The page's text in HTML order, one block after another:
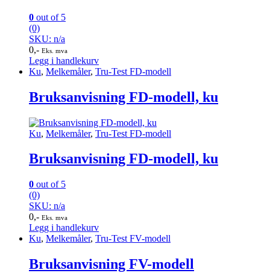
0 out of 5
(0)
SKU: n/a
0,- Eks. mva
Legg i handlekurv
Ku, Melkemåler, Tru-Test FD-modell
Bruksanvisning FD-modell, ku
Ku, Melkemåler, Tru-Test FD-modell
Bruksanvisning FD-modell, ku
0 out of 5
(0)
SKU: n/a
0,- Eks. mva
Legg i handlekurv
Ku, Melkemåler, Tru-Test FV-modell
Bruksanvisning FV-modell